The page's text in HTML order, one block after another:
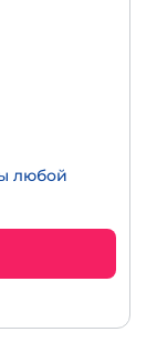
любой